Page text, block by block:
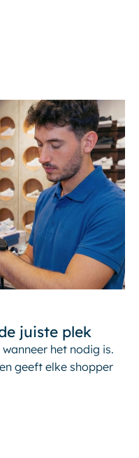
juiste plek
het nodig is.
geeft elke shopper